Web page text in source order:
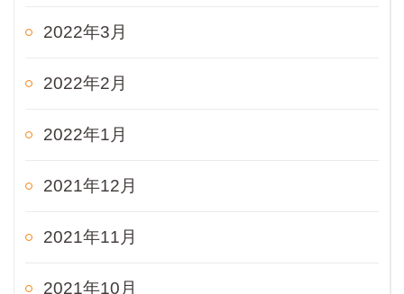
2022年3月
2022年2月
2022年1月
2021年12月
2021年11月
2021年10月